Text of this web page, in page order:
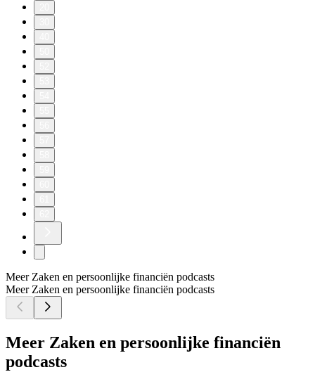
Meer Zaken en persoonlijke financiën podcasts
Meer Zaken en persoonlijke financiën podcasts
Meer Zaken en persoonlijke financiën
podcasts